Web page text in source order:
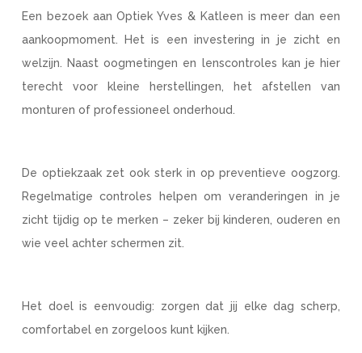
Een bezoek aan Optiek Yves & Katleen is meer dan een
aankoopmoment. Het is een investering in je zicht en
welzijn. Naast oogmetingen en lenscontroles kan je hier
terecht voor kleine herstellingen, het afstellen van
monturen of professioneel onderhoud.
De optiekzaak zet ook sterk in op preventieve oogzorg.
Regelmatige controles helpen om veranderingen in je
zicht tijdig op te merken – zeker bij kinderen, ouderen en
wie veel achter schermen zit.
Het doel is eenvoudig: zorgen dat jij elke dag scherp,
comfortabel en zorgeloos kunt kijken.